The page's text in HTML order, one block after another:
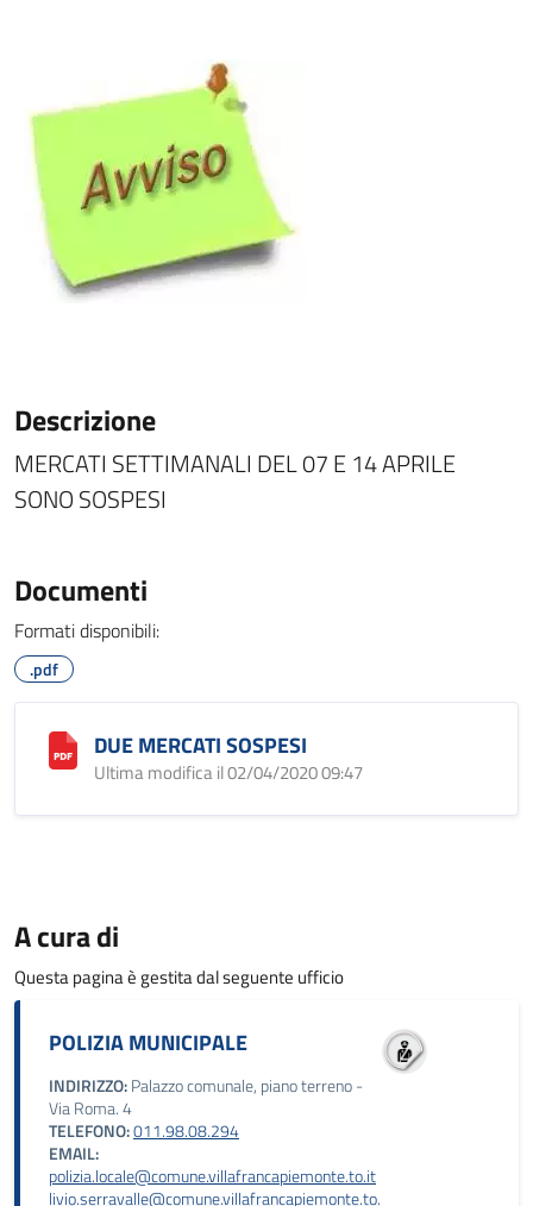
Descrizione
MERCATI SETTIMANALI DEL 07 E 14 APRILE
SONO SOSPESI
Documenti
Formati disponibili:
.pdf
DUE MERCATI SOSPESI
Ultima modifica il 02/04/2020 09:47
A cura di
Questa pagina è gestita dal seguente ufficio
POLIZIA MUNICIPALE
INDIRIZZO:Palazzo comunale, piano terreno -
Via Roma. 4
TELEFONO:011.98.08.294
EMAIL:
polizia.locale@comune.villafrancapiemonte.to.it
livio.serravalle@comune.villafrancapiemonte.to.